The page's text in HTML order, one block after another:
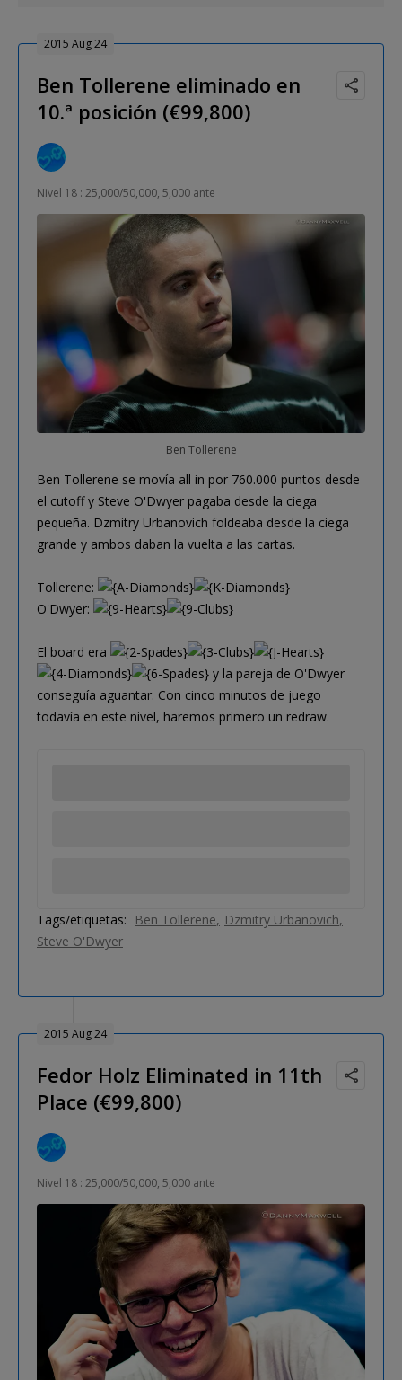
2015 Aug 24
Ben Tollerene eliminado en
10.ª posición (€99,800)
Nivel 18 : 25,000/50,000, 5,000 ante
Ben Tollerene
Ben Tollerene se movía all in por 760.000 puntos desde
el cutoff y Steve O'Dwyer pagaba desde la ciega
pequeña. Dzmitry Urbanovich foldeaba desde la ciega
grande y ambos daban la vuelta a las cartas.
Tollerene:
O'Dwyer:
El board era
y la pareja de O'Dwyer
conseguía aguantar. Con cinco minutos de juego
todavía en este nivel, haremos primero un redraw.
Tags/etiquetas: Ben Tollerene
Dzmitry Urbanovich
Steve O'Dwyer
2015 Aug 24
Fedor Holz Eliminated in 11th
Place (€99,800)
Nivel 18 : 25,000/50,000, 5,000 ante